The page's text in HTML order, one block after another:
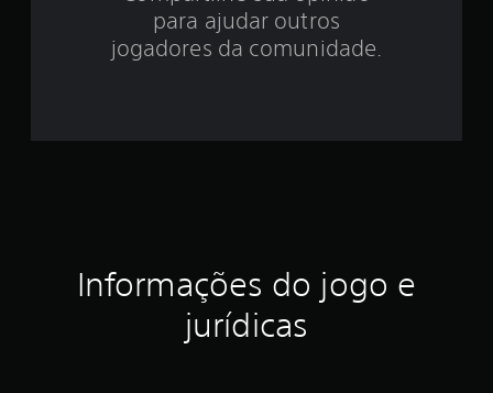
e
para ajudar outros
jogadores da comunidade.
Informações do jogo e
jurídicas